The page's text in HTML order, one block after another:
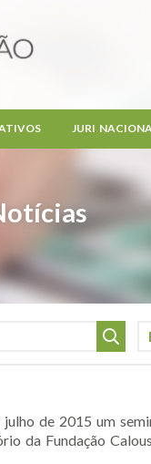
JURI
de 2015 um
da Fundação